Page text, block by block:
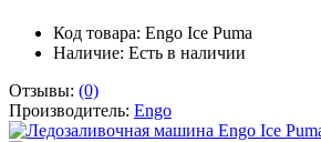
Код товара: Engo Ice Puma
Наличие: Есть в наличии
Отзывы: (0)
Производитель: Engo